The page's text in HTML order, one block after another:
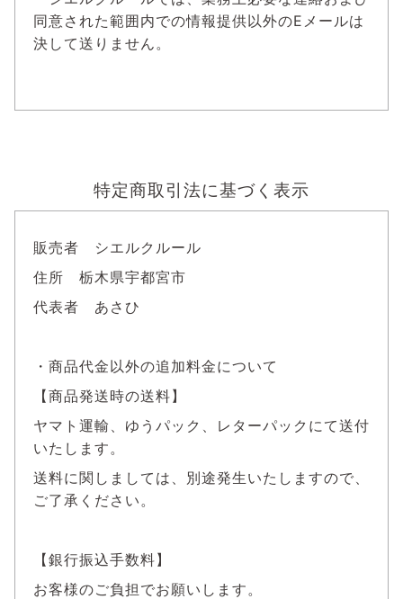
同意された範囲内での情報提供以外のEメールは
決して送りません。
特定商取引法に基づく表示
販売者 シエルクルール
住所 栃木県宇都宮市
代表者 あさひ
・商品代金以外の追加料金について
【商品発送時の送料】
ヤマト運輸、ゆうパック、レターパックにて送付
いたします。
送料に関しましては、別途発生いたしますので、
ご了承ください。
【銀行振込手数料】
お客様のご負担でお願いします。